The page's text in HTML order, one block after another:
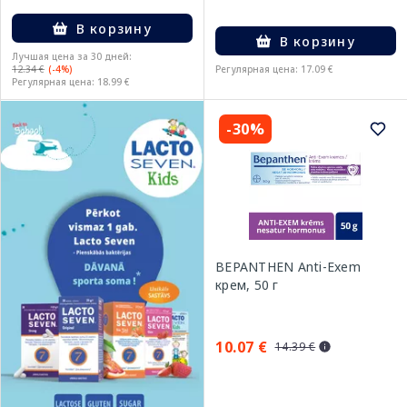
В корзину
Лучшая цена за 30 дней:
12.34 € (-4%)
Регулярная цена: 18.99 €
В корзину
Регулярная цена: 17.09 €
-30%
BEPANTHEN Anti-Exem
крем, 50 г
10.07 € 14.39 €